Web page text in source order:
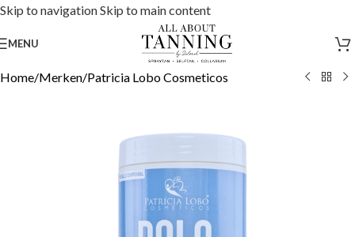
Skip to navigationSkip to main content
MENU
Home/Merken/Patricia Lobo Cosmeticos